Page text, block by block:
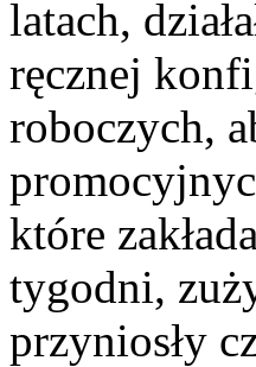
latach,
ręcznej
roboczych,
które
tygodni,
przyniosły